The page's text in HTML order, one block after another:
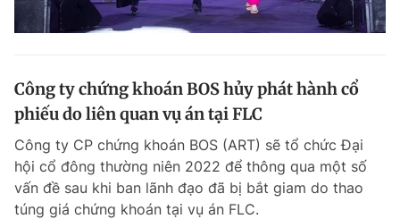
Công ty chứng khoán BOS hủy phát hành cổ
phiếu do liên quan vụ án tại FLC
Công ty CP chứng khoán BOS (ART) sẽ tổ chức Đại
hội cổ đông thường niên 2022 để thông qua một số
vấn đề sau khi ban lãnh đạo đã bị bắt giam do thao
túng giá chứng khoán tại vụ án FLC.